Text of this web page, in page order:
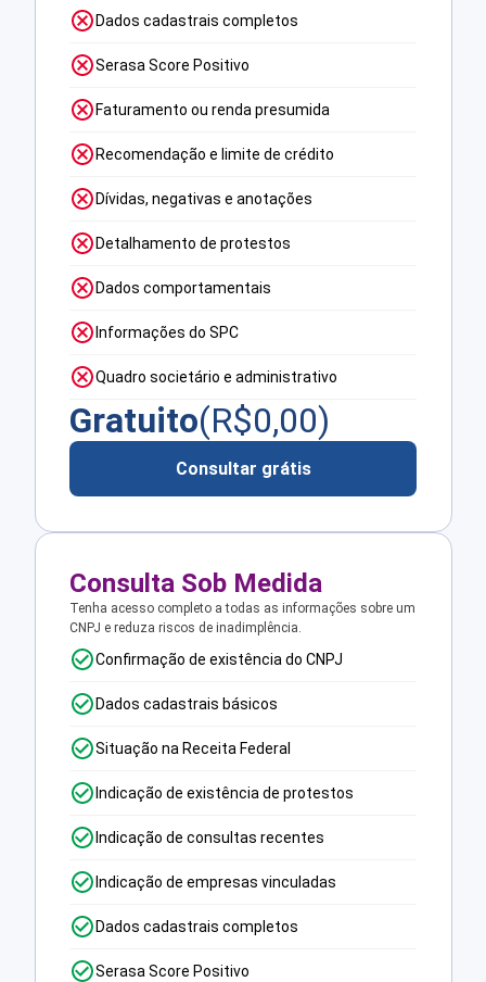
Dados cadastrais completos
Serasa Score Positivo
Faturamento ou renda presumida
Recomendação e limite de crédito
Dívidas, negativas e anotações
Detalhamento de protestos
Dados comportamentais
Informações do SPC
Quadro societário e administrativo
Gratuito(R$0,00)
Consultar grátis
Consulta Sob Medida
Tenha acesso completo a todas as informações sobre um
CNPJ e reduza riscos de inadimplência.
Confirmação de existência do CNPJ
Dados cadastrais básicos
Situação na Receita Federal
Indicação de existência de protestos
Indicação de consultas recentes
Indicação de empresas vinculadas
Dados cadastrais completos
Serasa Score Positivo